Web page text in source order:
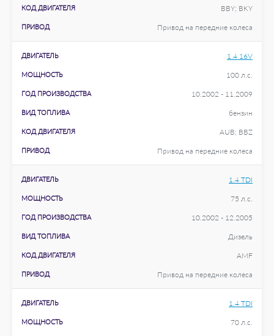
КОД ДВИГАТЕЛЯ BBY; BKY
ПРИВОД Привод на передние колеса
ДВИГАТЕЛЬ 1.4 16V
МОЩНОСТЬ 100 л.с.
ГОД ПРОИЗВОДСТВА 10.2002 - 11.2009
ВИД ТОПЛИВА бензин
КОД ДВИГАТЕЛЯ AUB; BBZ
ПРИВОД Привод на передние колеса
ДВИГАТЕЛЬ 1.4 TDI
МОЩНОСТЬ 75 л.с.
ГОД ПРОИЗВОДСТВА 10.2002 - 12.2005
ВИД ТОПЛИВА Дизель
КОД ДВИГАТЕЛЯ AMF
ПРИВОД Привод на передние колеса
ДВИГАТЕЛЬ 1.4 TDI
МОЩНОСТЬ 70 л.с.